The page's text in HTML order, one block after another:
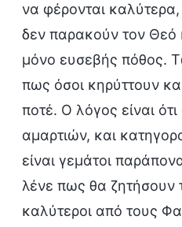
να φέρονται
δεν παρακούν τον Θεό
μόνο ευσεβής πόθος.
πως όσοι κηρύττουν
ποτέ. Ο λόγος είναι
αμαρτιών, και
είναι γεμάτοι
λένε πως θα ζητήσουν
καλύτεροι από τους